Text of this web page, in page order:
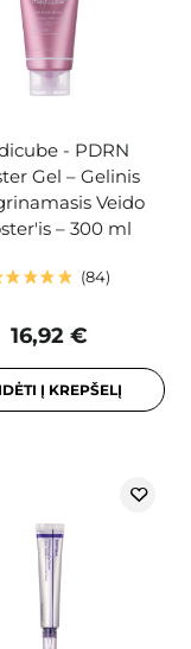
- PDRN
Gel – Gelinis
Veido
– 300 ml
84
16,92 €
Į KREPŠELĮ